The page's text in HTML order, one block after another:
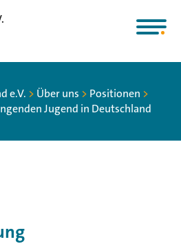
e.V. > Über uns > Positionen >
Jugend in Deutschland